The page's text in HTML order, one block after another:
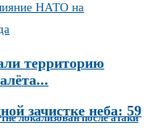
НАТО на
территорию
зачистке неба: 59
локализован после атаки